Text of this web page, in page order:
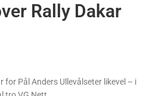
Rally Dakar
for Pål Anders Ullevålseter likevel – i